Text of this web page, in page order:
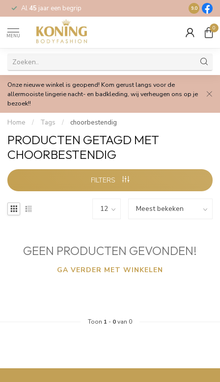
Al 45 jaar een begrip Gratis
9.0
MENU
0
Onze nieuwe winkel is geopend! Kom gerust langs voor de
allermooiste lingerie nacht- en badkleding, wij verheugen ons op je
bezoek!!
Home / Tags / choorbestendig
PRODUCTEN GETAGD MET
CHOORBESTENDIG
FILTERS
GEEN PRODUCTEN GEVONDEN!
GA VERDER MET WINKELEN
Toon 1 - 0van 0